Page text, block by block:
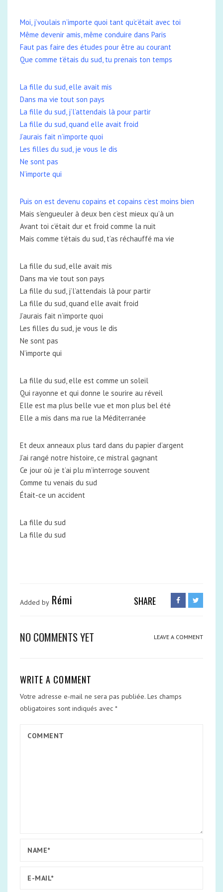
Moi, j’voulais n’importe quoi tant qu’c’était avec toi
Même devenir amis, même conduire dans Paris
Faut pas faire des études pour être au courant
Que comme t’étais du sud, tu prenais ton temps
La fille du sud, elle avait mis
Dans ma vie tout son pays
La fille du sud, j’l’attendais là pour partir
La fille du sud, quand elle avait froid
J’aurais fait n’importe quoi
Les filles du sud, je vous le dis
Ne sont pas
N’importe qui
Puis on еst devenu copains et copains c’est moins bien
Mais s’engueuler à deux ben c’est mieux qu’à un
Avant toi c’était dur et froid comme la nuit
Mais comme t’étais du sud, t’as réchauffé ma vie
La fille du sud, elle avait mis
Dans ma vie tout son pays
La fille du sud, j’l’attendais là pour partir
La fille du sud, quand elle avait froid
J’aurais fait n’importe quoi
Les filles du sud, je vous le dis
Ne sont pas
N’importe qui
La fille du sud, elle est comme un soleil
Qui rayonne et qui donne le sourire au réveil
Elle est ma plus belle vue et mon plus bel été
Elle a mis dans ma rue la Méditerranée
Et deux anneaux plus tard dans du papier d’argent
J’ai rangé notre histoire, ce mistral gagnant
Ce jour où je t’ai plu m’interroge souvent
Comme tu venais du sud
Était-ce un accident
La fille du sud
La fille du sud
Added by Rémi SHARE
NO COMMENTS YET LEAVE A COMMENT
WRITE A COMMENT
Votre adresse e-mail ne sera pas publiée. Les champs
obligatoires sont indiqués avec *